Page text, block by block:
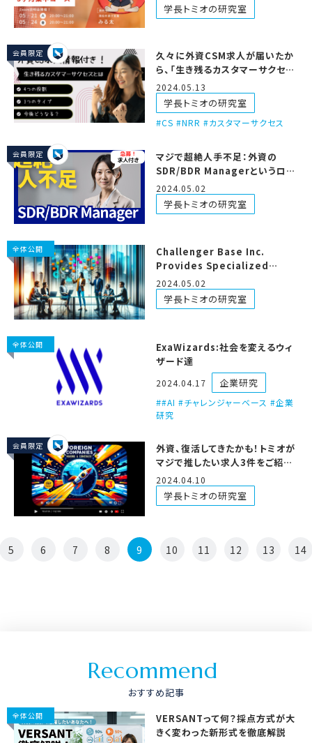
学長トミオの研究室
会員限定
久々に外資CSM求人が届いたか
ら、「生き残るカスタマーサクセ
ス」の解説記事を書いたで！
2024.05.13
学長トミオの研究室
CS #NRR #カスタマーサクセス
会員限定
マジで超絶人手不足：外資の
SDR/BDR Managerというロー
ル
2024.05.02
学長トミオの研究室
全体公開
Challenger Base Inc.
Provides Specialized
English-Japanese
Interpretation Services
for Enterprise Software
2024.05.02
学長トミオの研究室
全体公開
ExaWizards:社会を変えるウィ
ザード達
2024.04.17 企業研究
#AI #チャレンジャーベース #企業
研究
会員限定
外資、復活してきたかも！トミオが
マジで推したい求人3件をご紹
介！！
2024.04.10
学長トミオの研究室
5 6 7 8 9 10 11 12 13 14
Recommend
おすすめ記事
全体公開
VERSANTって何？採点方式が大
きく変わった新形式を徹底解説